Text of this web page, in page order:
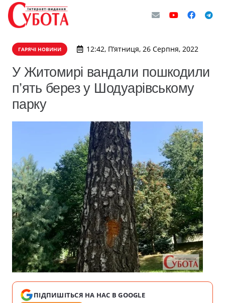
ГАРЯЧІ НОВИНИ 12:42, П’ятниця, 26 Серпня, 2022
У Житомирі вандали пошкодили
п’ять берез у Шодуарівському
парку
ПІДПИШІТЬСЯ НА НАС В GOOGLE